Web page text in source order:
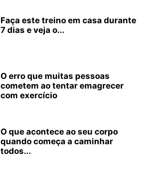
Faça este treino em casa durante
7 dias e veja o...
O erro que muitas pessoas
cometem ao tentar emagrecer
com exercício
O que acontece ao seu corpo
quando começa a caminhar
todos...